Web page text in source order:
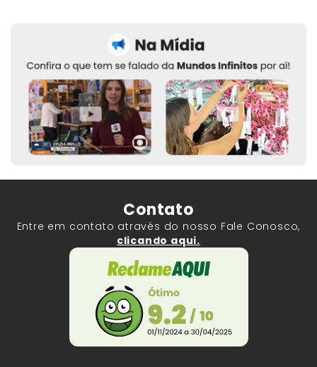
Contato
Entre em contato através do nosso Fale Conosco,
clicando aqui.